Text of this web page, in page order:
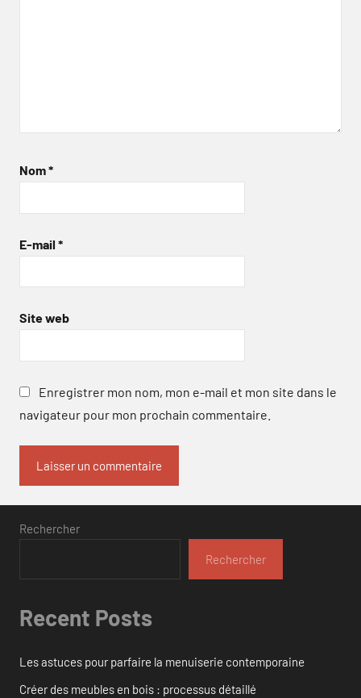
Nom*
E-mail *
Site web
Enregistrer mon nom, mon e-mail et mon site dans le
navigateur pour mon prochain commentaire.
Rechercher
Rechercher
Recent Posts
Les astuces pour parfaire la menuiserie contemporaine
Créer des meubles en bois : processus détaillé